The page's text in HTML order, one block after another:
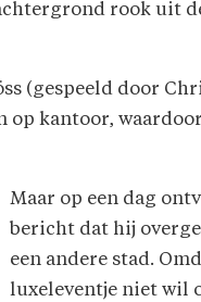
rook uit
(gespeeld door
op kantoor,
Maar op een dag
bericht dat hij
een andere stad.
luxeleventje niet wil